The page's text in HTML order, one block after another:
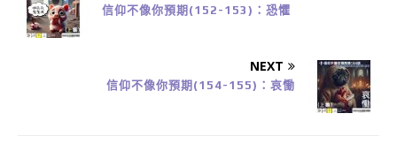
信仰不像你預期(152-153)：恐懼
NEXT
信仰不像你預期(154-155)：哀慟